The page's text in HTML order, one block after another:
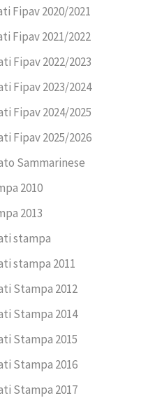
Fipav 2020/2021
Fipav 2021/2022
Fipav 2022/2023
Fipav 2023/2024
Fipav 2024/2025
Fipav 2025/2026
Sammarinese
2010
2013
stampa
stampa 2011
Stampa 2012
Stampa 2014
Stampa 2015
Stampa 2016
Stampa 2017